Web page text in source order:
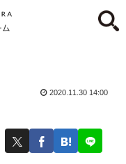
2020.11.30 14:00